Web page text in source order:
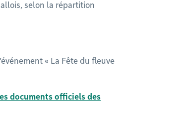
selon la répartition
« La Fête du fleuve
documents officiels des